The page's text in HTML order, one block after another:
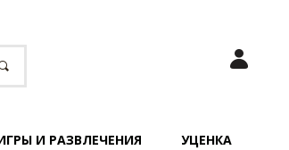
И РАЗВЛЕЧЕНИЯ УЦЕНКА